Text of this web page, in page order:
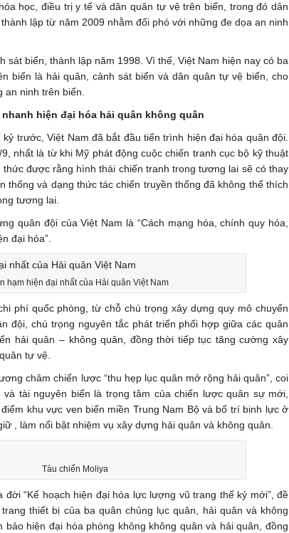
học, điều trị y tế và dân quân tự vệ trên biển, trong đó dân
lập từ năm 2009 nhằm đối phó với những đe dọa an ninh
sát biển, thành lập năm 1998. Vì thế, Việt Nam hiện nay có ba
biển là hải quân, cảnh sát biển và dân quân tự vệ biển, cho
an ninh trên biển.
hiện đại hóa hải quân không quân
trước, Việt Nam đã bắt đầu tiến trình hiện đại hóa quân đội.
nhất là từ khi Mỹ phát động cuộc chiến tranh cục bộ kỹ thuật
được rằng hình thái chiến tranh trong tương lai sẽ có thay
thống và dạng thức tác chiến truyền thống đã không thể thích
tương lai.
quân đội của Việt Nam là “Cách mạng hóa, chính quy hóa,
đại hóa”.
hạm hiện đại nhất của Hải quân Việt Nam
phí quốc phòng, từ chỗ chú trọng xây dựng quy mô chuyển
đội, chú trọng nguyên tắc phát triển phối hợp giữa các quân
hải quân – không quân, đồng thời tiếp tục tăng cường xây
tự vệ.
châm chiến lược “thu hẹp lục quân mở rộng hải quân”, coi
tài nguyên biển là trọng tâm của chiến lược quân sự mới,
khu vực ven biển miền Trung Nam Bộ và bố trí binh lực ở
, làm nổi bật nhiệm vụ xây dựng hải quân và không quân.
Tàu chiến Moliya
đời “Kế hoạch hiện đại hóa lực lượng vũ trang thế kỷ mới”, đề
thiết bị của ba quân chủng lục quân, hải quân và không
hiện đại hóa phòng không không quân và hải quân, đồng